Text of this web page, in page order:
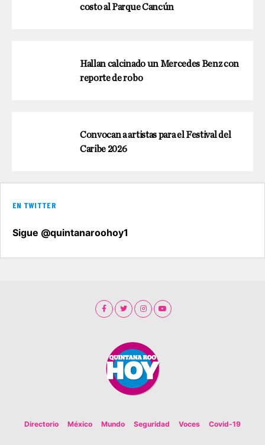
costo al Parque Cancún
Hallan calcinado un Mercedes Benz con
reporte de robo
Convocan a artistas para el Festival del
Caribe 2026
EN TWITTER
Sigue @quintanaroohoy1
Directorio México Mundo Seguridad Voces Covid-19